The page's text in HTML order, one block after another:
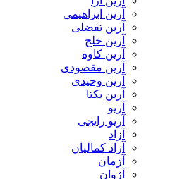
آرین ابراهیمی
آرین تفضلی
آرین خلج
آرین کاوه
آرین مقصودی
آرین وحیدی
آرین یکتا
آریو
آریو رایجی
آزاد
آزاد کمالیان
آژمان
آژوان